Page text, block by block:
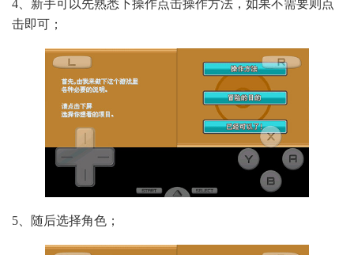
4、新手可以先熟悉下操作点击操作方法，如果不需要则点
击即可；
5、随后选择角色；